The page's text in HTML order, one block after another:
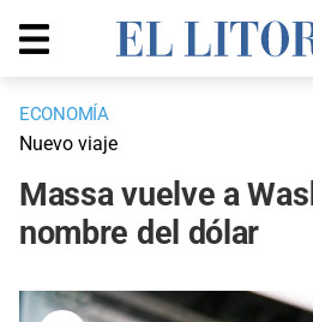
ECONOMÍA
Nuevo viaje
Massa vuelve a
nombre del dólar